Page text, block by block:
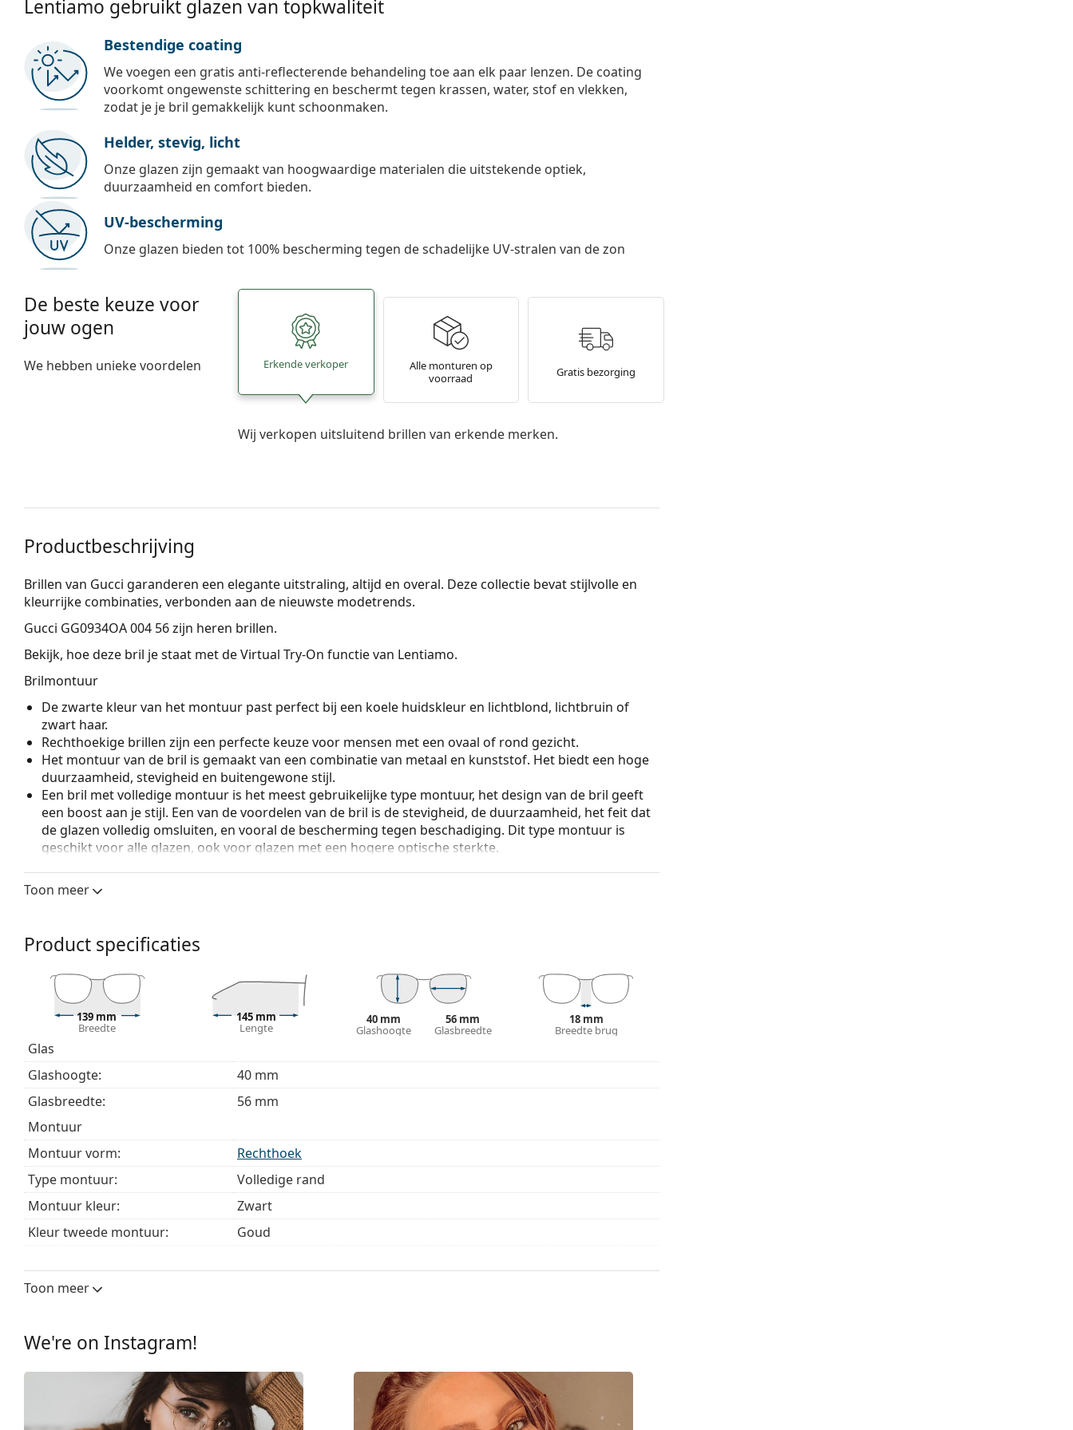
Lentiamo gebruikt glazen van topkwaliteit
Bestendige coating
We voegen een gratis anti-reflecterende behandeling toe aan elk paar lenzen. De coating
voorkomt ongewenste schittering en beschermt tegen krassen, water, stof en vlekken,
zodat je je bril gemakkelijk kunt schoonmaken.
Helder, stevig, licht
Onze glazen zijn gemaakt van hoogwaardige materialen die uitstekende optiek,
duurzaamheid en comfort bieden.
UV-bescherming
Onze glazen bieden tot 100% bescherming tegen de schadelijke UV-stralen van de zon
De beste keuze voor
jouw ogen
We hebben unieke voordelen Erkende verkoper
Alle monturen op
voorraad
Gratis bezorging
Wij verkopen uitsluitend brillen van erkende merken.
Productbeschrijving
Brillen van Gucci garanderen een elegante uitstraling, altijd en overal. Deze collectie bevat stijlvolle en
kleurrijke combinaties, verbonden aan de nieuwste modetrends.
Gucci GG0934OA 004 56zijn heren brillen.
Bekijk, hoe deze bril je staat met de Virtual Try-On functie van Lentiamo.
Brilmontuur
De zwarte kleur van het montuur past perfect bij een koele huidskleur en lichtblond, lichtbruin of
zwart haar.
Rechthoekige brillen zijn een perfecte keuze voor mensen met een ovaal of rond gezicht.
Het montuur van de bril is gemaakt van een combinatie van metaal en kunststof. Het biedt een hoge
duurzaamheid, stevigheid en buitengewone stijl.
Een bril met volledige montuur is het meest gebruikelijke type montuur, het design van de bril geeft
een boost aan je stijl. Een van de voordelen van de bril is de stevigheid, de duurzaamheid, het feit dat
de glazen volledig omsluiten, en vooral de bescherming tegen beschadiging. Dit type montuur is
geschikt voor alle glazen, ook voor glazen met een hogere optische sterkte.
draagcomfort. Het aanpassen van de neuspads moet altijd worden gedaan door een ervaren opticien
Accessoires
Wij leveren de brillen in een originele hoes. De kleur van de koker en het ontwerp kunnen variëren.
Het meegeleverde doekje is ideaal voor het reinigen en verzorgen van zonnebrillen. Sommige
modellen worden geleverd met een stoffen zakje in plaats van een doekje.
Bekijk het volledige assortiment
brillenvoor meer stijlen of Bekijk onzebrillengids
als je hulp nodig hebt
bij het kiezen.
Het is een medisch hulpmiddel. Lees de instructies voor gebruik.
Toon meer
Product specificaties
139 mm
Breedte
145 mm
Lengte
40 mm
Glashoogte
56 mm
Glasbreedte
18 mm
Breedte brug
Glas
Glashoogte:
40 mm
Glasbreedte:
56 mm
montuur
Montuur vorm:
Rechthoek
Type montuur:
Volledige rand
Montuur kleur:
Zwart
Kleur tweede montuur:
Goud
Maat:
Lengte:
185 gr
Verstelbare neus-pads:
Toon meer
We're on Instagram!